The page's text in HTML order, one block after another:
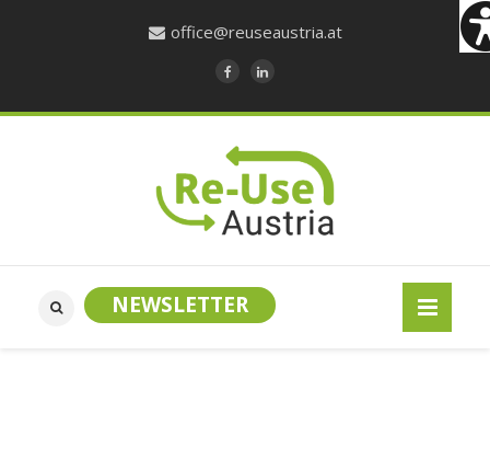
office@reuseaustria.at
NEWSLETTER